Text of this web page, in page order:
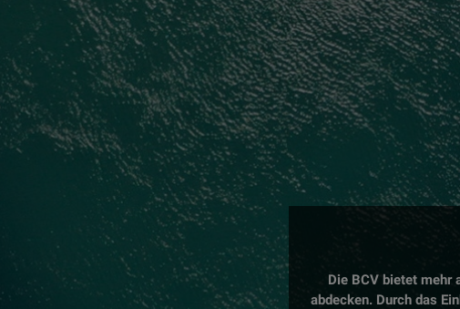
Die BCV bietet mehr
abdecken. Durch das